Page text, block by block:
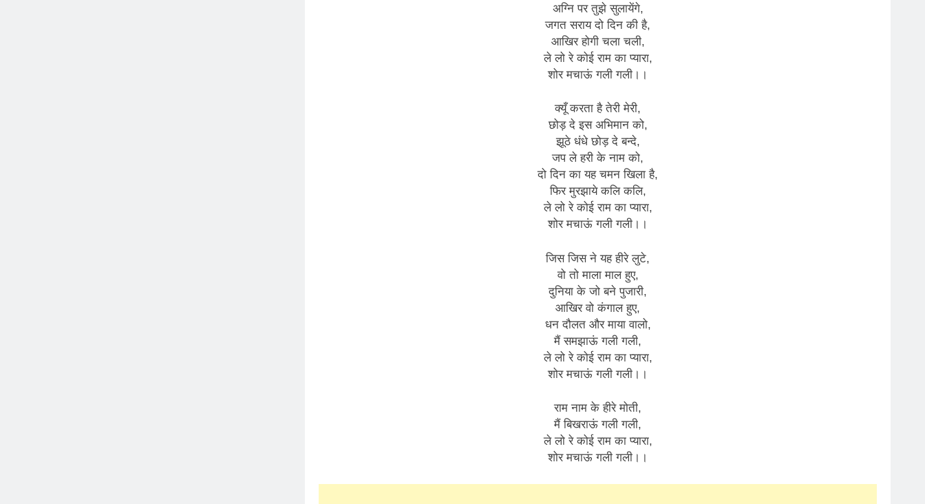
अग्नि पर तुझे सुलायेंगे,
जगत सराय दो दिन की है,
आखिर होगी चला चली,
ले लो रे कोई राम का प्यारा,
शोर मचाऊं गली गली।।
क्यूँ करता है तेरी मेरी,
छोड़ दे इस अभिमान को,
झूठे धंधे छोड़ दे बन्दे,
जप ले हरी के नाम को,
दो दिन का यह चमन खिला है,
फिर मुरझाये कलि कलि,
ले लो रे कोई राम का प्यारा,
शोर मचाऊं गली गली।।
जिस जिस ने यह हीरे लुटे,
वो तो माला माल हुए,
दुनिया के जो बने पुजारी,
आखिर वो कंगाल हुए,
धन दौलत और माया वालो,
मैं समझाऊं गली गली,
ले लो रे कोई राम का प्यारा,
शोर मचाऊं गली गली।।
राम नाम के हीरे मोती,
मैं बिखराऊं गली गली,
ले लो रे कोई राम का प्यारा,
शोर मचाऊं गली गली।।